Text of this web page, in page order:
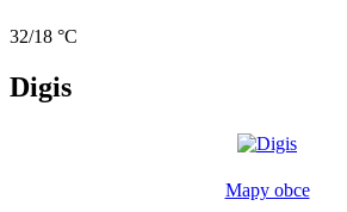
32/18 °C
Digis
Mapy obce